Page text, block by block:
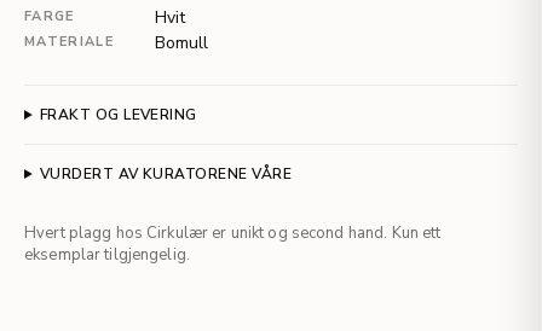
FARGE Hvit
MATERIALE Bomull
FRAKT OG LEVERING
VURDERT AV KURATORENE VÅRE
Hvert plagg hos Cirkulær er unikt og second hand. Kun ett
eksemplar tilgjengelig.